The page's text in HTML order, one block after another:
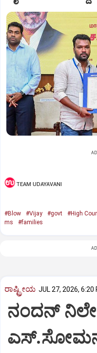
TEAM UDAYAVANI
#Blow #Vijay #govt #High
ms
#families
ರಾಷ್ಟ್ರೀಯ JUL 27, 2026, 6:20
ನಂದನ್